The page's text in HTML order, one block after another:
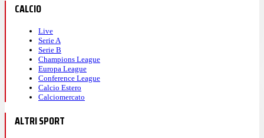
CALCIO
Live
Serie A
Serie B
Champions League
Europa League
Conference League
Calcio Estero
Calciomercato
ALTRI SPORT